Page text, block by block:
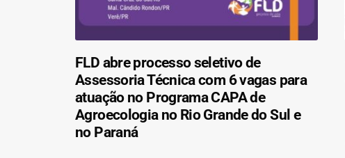
FLD abre processo seletivo de
Assessoria Técnica com 6 vagas para
atuação no Programa CAPA de
Agroecologia no Rio Grande do Sul e
no Paraná